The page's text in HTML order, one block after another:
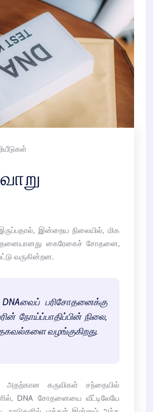
இன்றைய நிலையில், மிக
கைரேகைச் சோதனை,
வருகின்றன.
பரிசோதனைக்கு
நோய்ப்பாதிப்பின் நிலை,
வழங்குகிறது.
அதற்கான கருவிகள் சந்தையில்
DNA சோதனையை வீட்டிலேயே